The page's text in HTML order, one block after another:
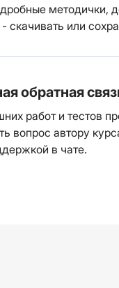
методички,
скачивать или
обратная
работ и тестов
вопрос автору
в чате.